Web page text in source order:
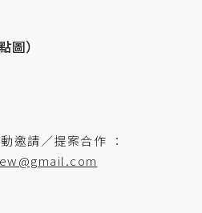
）
邀請／提案合作 ：